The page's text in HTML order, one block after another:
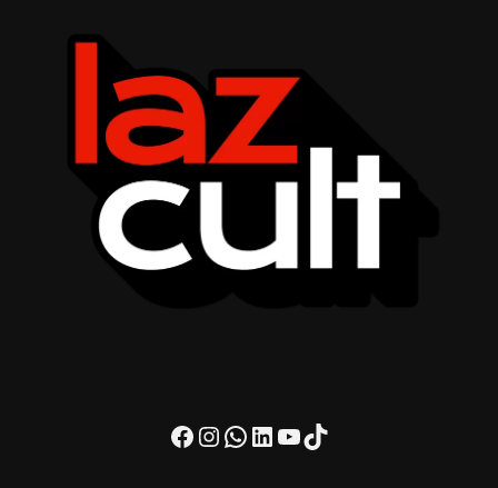
Facebook
Instagram
WhatsApp
LinkedIn
Youtube
TikTok